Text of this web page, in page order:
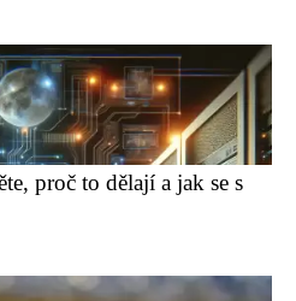
proč to dělají a jak se s